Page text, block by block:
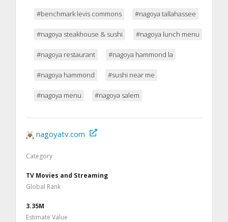
#benchmark levis commons #nagoya tallahassee
#nagoya steakhouse & sushi #nagoya lunch menu
#nagoya restaurant #nagoya hammond la
#nagoya hammond #sushi near me
#nagoya menu #nagoya salem
nagoyatv.com
Category
TV Movies and Streaming
Global Rank
3.35M
Estimate Value